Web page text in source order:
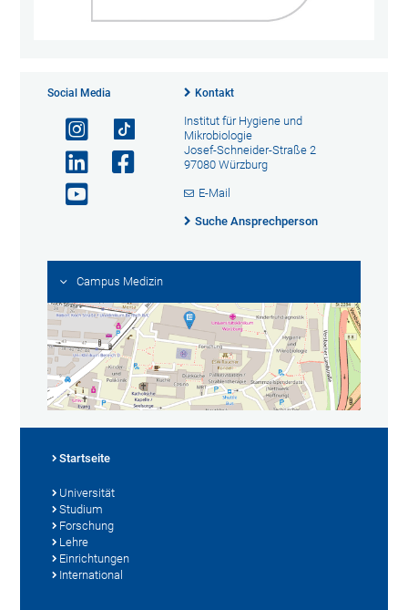
Social Media Kontakt
Institut für Hygiene und
Mikrobiologie
Josef-Schneider-Straße 2
97080 Würzburg
E-Mail
Suche Ansprechperson
Campus Medizin
Startseite
Universität
Studium
Forschung
Lehre
Einrichtungen
International